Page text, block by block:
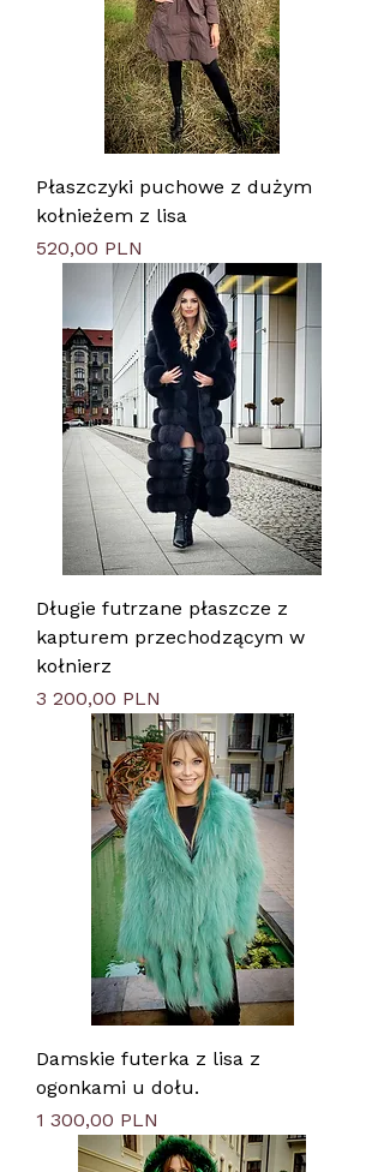
Płaszczyki puchowe z dużym
kołnieżem z lisa
Цена
520,00 PLN
Długie futrzane płaszcze z
kapturem przechodzącym w
kołnierz
Цена
3 200,00 PLN
Damskie futerka z lisa z
ogonkami u dołu.
Цена
1 300,00 PLN